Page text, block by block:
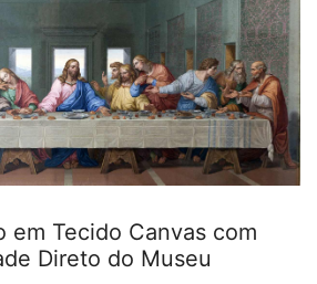
em Tecido Canvas com
Direto do Museu